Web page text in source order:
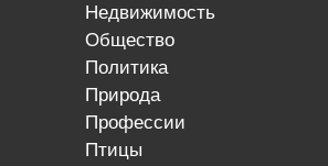
недвижимость
общество
политика
природа
профессии
птицы